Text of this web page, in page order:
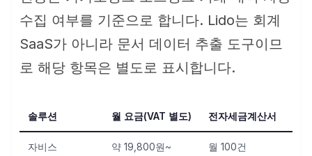
수집 여부를 기준으로 합니다. Lido는 회계
SaaS가 아니라 문서 데이터 추출 도구이므
로 해당 항목은 별도로 표시합니다.
솔루션 월 요금(VAT 별도) 전자세금계산서
자비스 약 19,800원~ 월 100건